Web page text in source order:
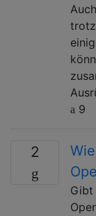
9
2
Gibt